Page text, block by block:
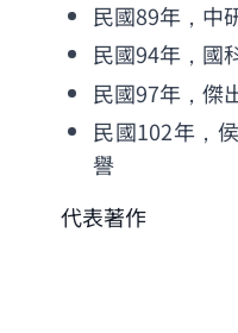
民國89年，中
民國94年，國
民國97年，傑
民國102年，
譽
代表著作